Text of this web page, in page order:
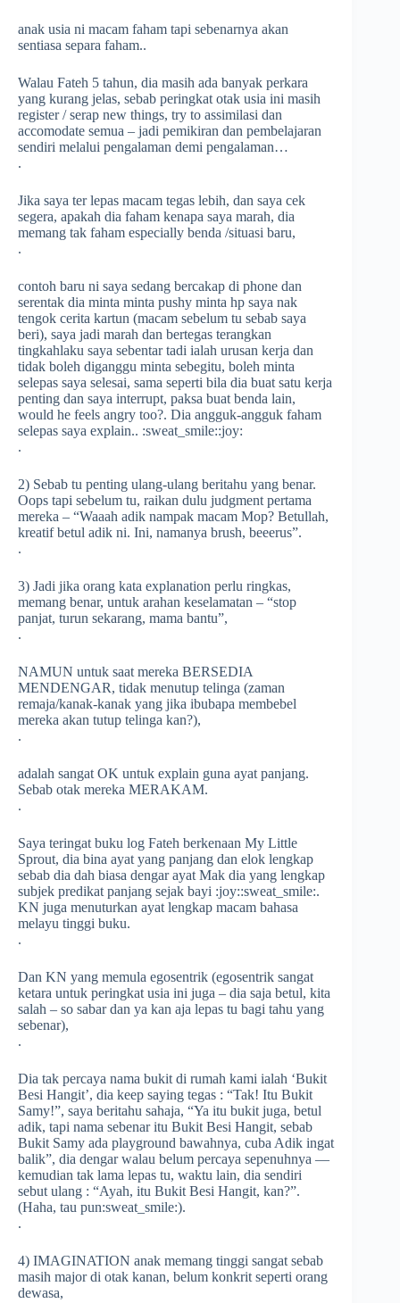
anak usia ni macam faham tapi sebenarnya akan
sentiasa separa faham..
Walau Fateh 5 tahun, dia masih ada banyak perkara
yang kurang jelas, sebab peringkat otak usia ini masih
register / serap new things, try to assimilasi dan
accomodate semua – jadi pemikiran dan pembelajaran
sendiri melalui pengalaman demi pengalaman…
.
Jika saya ter lepas macam tegas lebih, dan saya cek
segera, apakah dia faham kenapa saya marah, dia
memang tak faham especially benda /situasi baru,
.
contoh baru ni saya sedang bercakap di phone dan
serentak dia minta minta pushy minta hp saya nak
tengok cerita kartun (macam sebelum tu sebab saya
beri), saya jadi marah dan bertegas terangkan
tingkahlaku saya sebentar tadi ialah urusan kerja dan
tidak boleh diganggu minta sebegitu, boleh minta
selepas saya selesai, sama seperti bila dia buat satu kerja
penting dan saya interrupt, paksa buat benda lain,
would he feels angry too?. Dia angguk-angguk faham
selepas saya explain.. :sweat_smile::joy:
.
2) Sebab tu penting ulang-ulang beritahu yang benar.
Oops tapi sebelum tu, raikan dulu judgment pertama
mereka – “Waaah adik nampak macam Mop? Betullah,
kreatif betul adik ni. Ini, namanya brush, beeerus”.
.
3) Jadi jika orang kata explanation perlu ringkas,
memang benar, untuk arahan keselamatan – “stop
panjat, turun sekarang, mama bantu”,
.
NAMUN untuk saat mereka BERSEDIA
MENDENGAR, tidak menutup telinga (zaman
remaja/kanak-kanak yang jika ibubapa membebel
mereka akan tutup telinga kan?),
.
adalah sangat OK untuk explain guna ayat panjang.
Sebab otak mereka MERAKAM.
.
Saya teringat buku log Fateh berkenaan My Little
Sprout, dia bina ayat yang panjang dan elok lengkap
sebab dia dah biasa dengar ayat Mak dia yang lengkap
subjek predikat panjang sejak bayi :joy::sweat_smile:.
KN juga menuturkan ayat lengkap macam bahasa
melayu tinggi buku.
.
Dan KN yang memula egosentrik (egosentrik sangat
ketara untuk peringkat usia ini juga – dia saja betul, kita
salah – so sabar dan ya kan aja lepas tu bagi tahu yang
sebenar),
.
Dia tak percaya nama bukit di rumah kami ialah ‘Bukit
Besi Hangit’, dia keep saying tegas : “Tak! Itu Bukit
Samy!”, saya beritahu sahaja, “Ya itu bukit juga, betul
adik, tapi nama sebenar itu Bukit Besi Hangit, sebab
Bukit Samy ada playground bawahnya, cuba Adik ingat
balik”, dia dengar walau belum percaya sepenuhnya —
kemudian tak lama lepas tu, waktu lain, dia sendiri
sebut ulang : “Ayah, itu Bukit Besi Hangit, kan?”.
(Haha, tau pun:sweat_smile:).
.
4) IMAGINATION anak memang tinggi sangat sebab
masih major di otak kanan, belum konkrit seperti orang
dewasa,